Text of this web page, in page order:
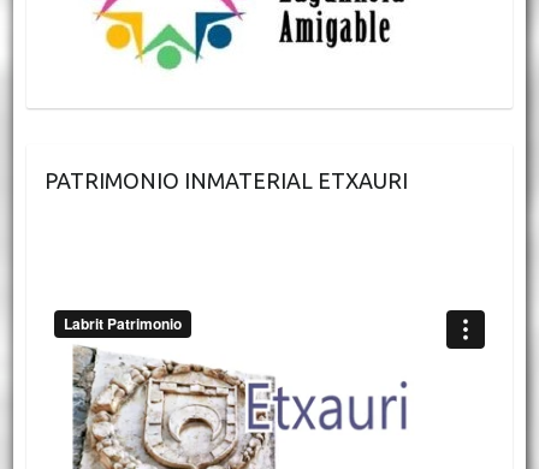
PATRIMONIO INMATERIAL ETXAURI